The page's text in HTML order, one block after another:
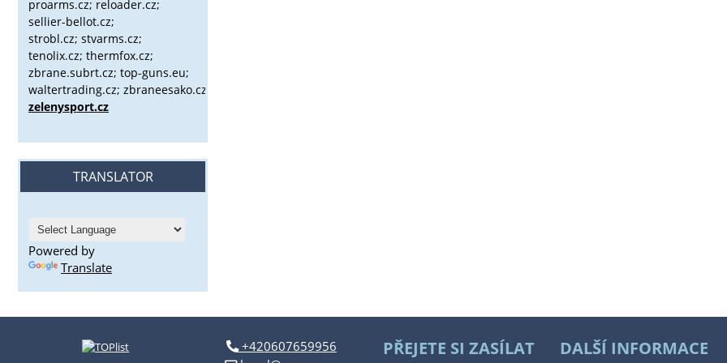
proarms.cz; reloader.cz;
sellier-bellot.cz;
strobl.cz; stvarms.cz;
tenolix.cz; thermfox.cz;
zbrane.subrt.cz; top-guns.eu;
waltertrading.cz; zbraneesako.cz;
zelenysport.cz
TRANSLATOR
Powered by
Translate
+420607659956
PŘEJETE SI ZASÍLAT
DALŠÍ INFORMACE